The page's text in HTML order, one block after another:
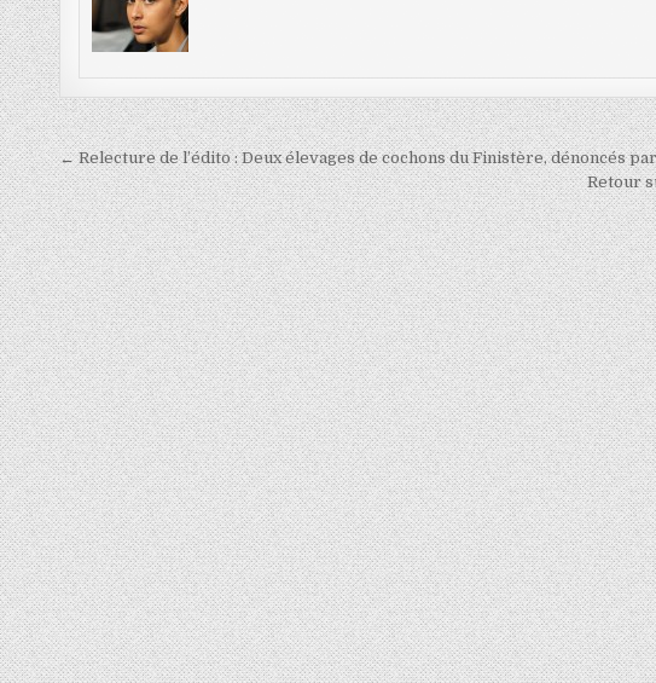
Navigation
de
l’article
← Relecture de l’édito : Deux élevages de cochons du Finistère, dénoncés
Retour